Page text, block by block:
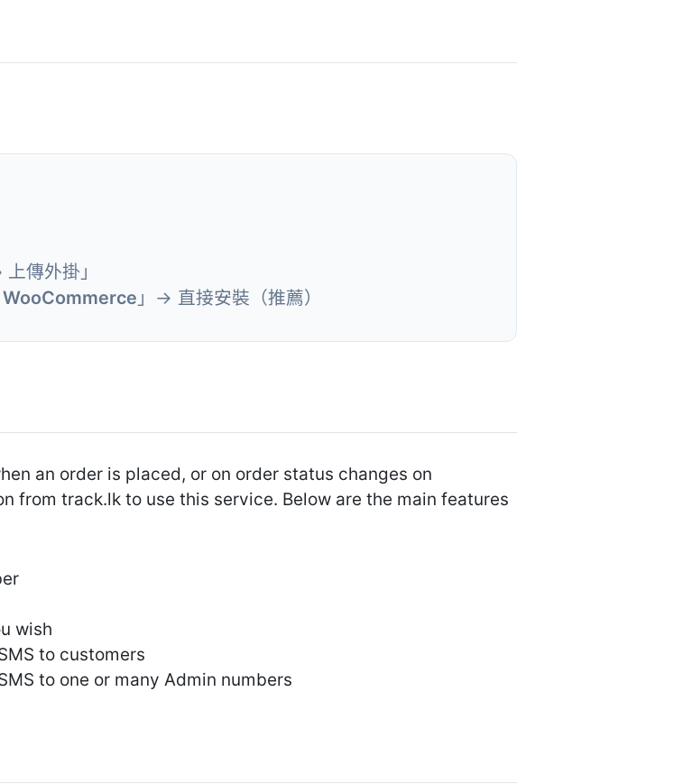
傳外掛」
」→ 直接安裝（推薦）
an order is placed, or on order status changes on
from track.lk to use this service. Below are the main features
wish
to customers
to one or many Admin numbers